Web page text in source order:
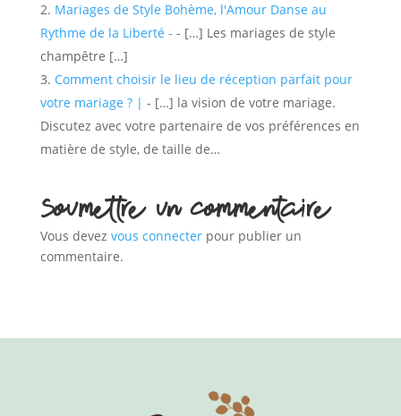
Mariages de Style Bohème, l'Amour Danse au
Rythme de la Liberté - - […] Les mariages de style
champêtre […]
Comment choisir le lieu de réception parfait pour
votre mariage ? | - […] la vision de votre mariage.
Discutez avec votre partenaire de vos préférences en
matière de style, de taille de…
Soumettre un commentaire
Vous devez vous connecterpour publier un
commentaire.